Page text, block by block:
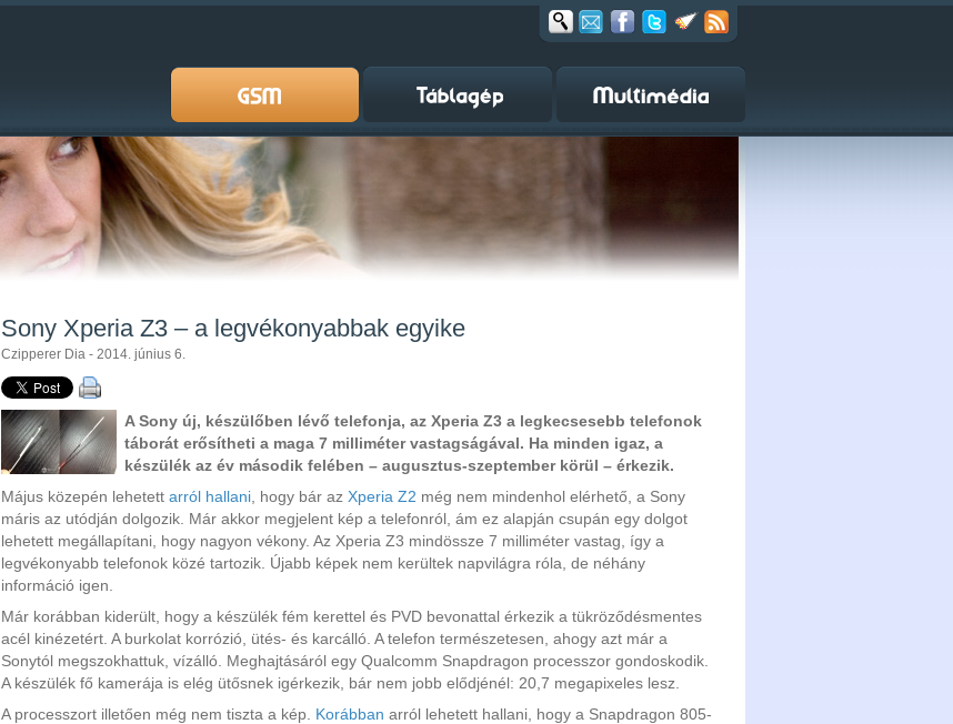
Sony Xperia Z3 – a legvékonyabbak egyike
Czipperer Dia - 2014. június 6.
A Sony új, készülőben lévő telefonja, az Xperia Z3 a legkecsesebb telefonok
táborát erősítheti a maga 7 milliméter vastagságával. Ha minden igaz, a
készülék az év második felében – augusztus-szeptember körül – érkezik.
Május közepén lehetett arról hallani , hogy bár az Xperia Z2 még nem mindenhol elérhető, a Sony
máris az utódján dolgozik. Már akkor megjelent kép a telefonról, ám ez alapján csupán egy dolgot
lehetett megállapítani, hogy nagyon vékony. Az Xperia Z3 mindössze 7 milliméter vastag, így a
legvékonyabb telefonok közé tartozik. Újabb képek nem kerültek napvilágra róla, de néhány
információ igen.
Már korábban kiderült, hogy a készülék fém kerettel és PVD bevonattal érkezik a tükröződésmentes
acél kinézetért. A burkolat korrózió, ütés- és karcálló. A telefon természetesen, ahogy azt már a
Sonytól megszokhattuk, vízálló. Meghajtásáról egy Qualcomm Snapdragon processzor gondoskodik.
A készülék fő kamerája is elég ütősnek igérkezik, bár nem jobb elődjénél: 20,7 megapixeles lesz.
A processzort illetően még nem tiszta a kép. Korábban arról lehetett hallani, hogy a Snapdragon 805-